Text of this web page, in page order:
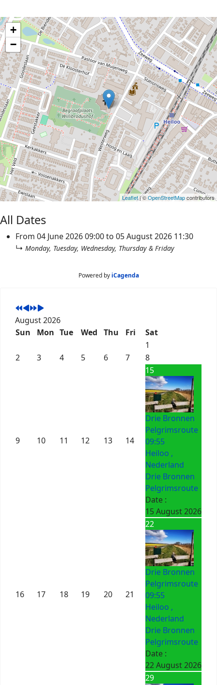
+
−
Leaflet| ©OpenStreetMapcontributors
All Dates
From 04 June 202609:00to 05 August 2026 11:30
↳ Monday, Tuesday, Wednesday, Thursday & Friday
Powered by iCagenda
August 2026
Sun
Mon Tue Wed Thu Fri
Sat
1
2
3 4 5 6 7 8
9 10 11 12 13 14
15
Drie Bronnen
Pelgrimsroute
09:55
Heiloo ,
Nederland
Drie Bronnen
Pelgrimsroute
Date :
15 August 2026
16 17 18 19 20 21
22
Drie Bronnen
Pelgrimsroute
09:55
Heiloo ,
Nederland
Drie Bronnen
Pelgrimsroute
Date :
22 August 2026
29